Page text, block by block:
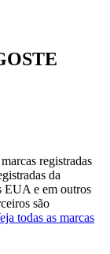
registradas
da
EUA e em outros
são
todas as marcas